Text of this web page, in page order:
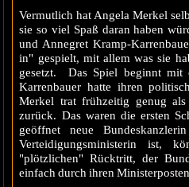
Vermutlich hat Angela Merkel
sie so viel Spaß daran haben
und Annegret Kramp-
in" gespielt, mit allem was sie
gesetzt. Das Spiel beginnt mit
Karrenbauer hatte ihren
Merkel trat frühzeitig genug als
zurück. Das waren die ersten
geöffnet neue
Verteidigungsministerin ist,
"plötzlichen" Rücktritt, der
einfach durch ihren